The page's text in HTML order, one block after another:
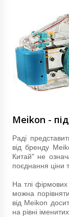
Meikon -
Раді
від бренду
Китай" не
поєднання ціни
На тлі фірмових
можна
від Meikon
на рівні